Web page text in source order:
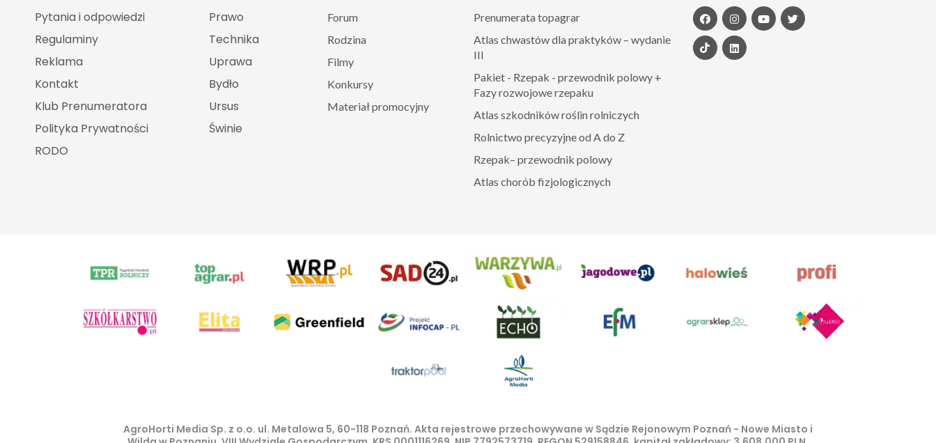
Pytania i odpowiedzi
Regulaminy
Reklama
Kontakt
Klub Prenumeratora
Polityka Prywatności
RODO
Prawo
Technika
Uprawa
Bydło
Ursus
Świnie
Prenumerata topagrar
Atlas chwastów dla praktyków – wydanie
III
Pakiet - Rzepak - przewodnik polowy +
Fazy rozwojowe rzepaku
Atlas szkodników roślin rolniczych
Rolnictwo precyzyjne od A do Z
Rzepak– przewodnik polowy
Atlas chorób fizjologicznych
Forum
Rodzina
Filmy
Konkursy
Materiał promocyjny
AgroHorti Media Sp. z o.o. ul. Metalowa 5, 60-118 Poznań. Akta rejestrowe przechowywane w Sądzie Rejonowym Poznań - Nowe Miasto i